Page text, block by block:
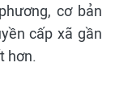
cơ bản
cấp xã gần
hơn.